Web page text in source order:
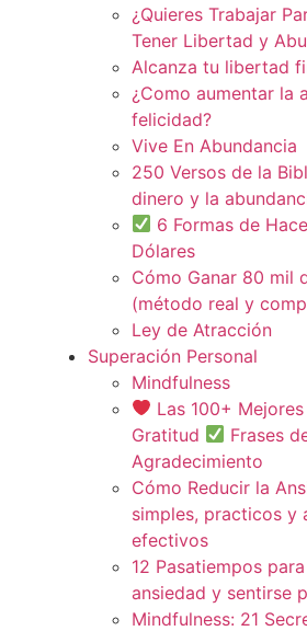
¿Quieres Trabajar
Tener Libertad y
Alcanza tu libertad
¿Como aumentar la
felicidad?
Vive En Abundancia
250 Versos de la
dinero y la
6 Formas de
Dólares
Cómo Ganar 80 mil
(método real y
Ley de Atracción
Superación Personal
Mindfulness
Las 100+
Gratitud
Frases
Agradecimiento
Cómo Reducir la
simples, practicos y
efectivos
12 Pasatiempos
ansiedad y sentirse
Mindfulness: 21